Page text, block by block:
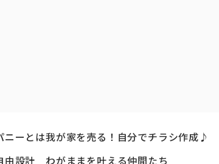
ニーとは
由設計
我が家を売る！自分でチラシ作成♪
わがままを叶える仲間たち